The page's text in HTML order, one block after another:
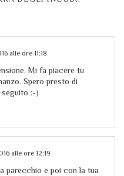
alle ore 11:18
Mi fa piacere tu
Spero presto di
:-)
alle ore 12:19
parecchio e poi con la tua